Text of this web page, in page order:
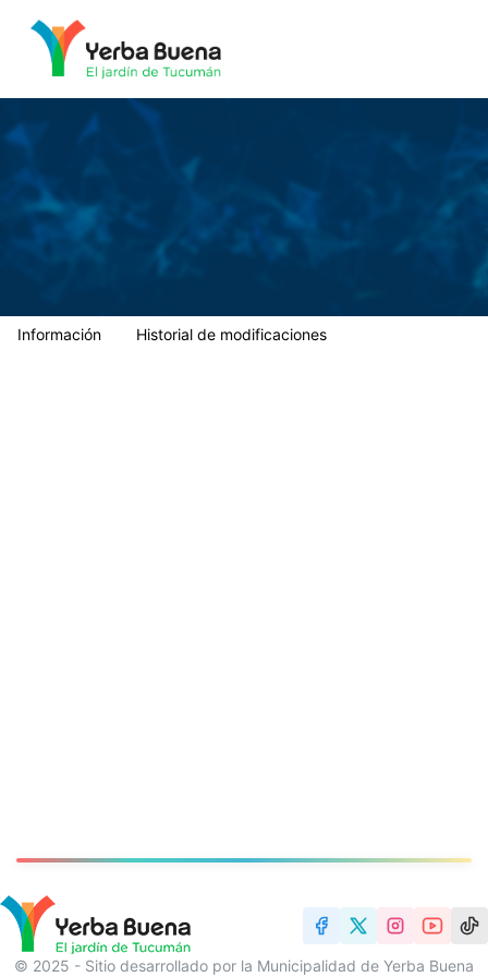
Información Historial de modificaciones
© 2025 - Sitio desarrollado por la Municipalidad de Yerba Buena